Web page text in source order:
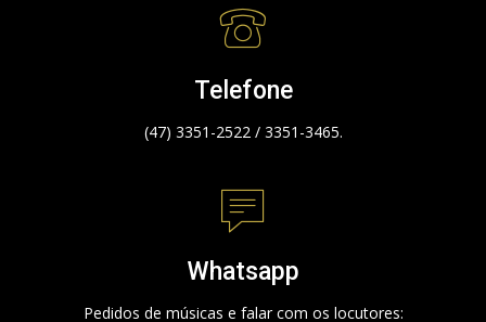
Telefone
(47) 3351-2522 / 3351-3465.
Whatsapp
Pedidos de músicas e falar com os locutores: